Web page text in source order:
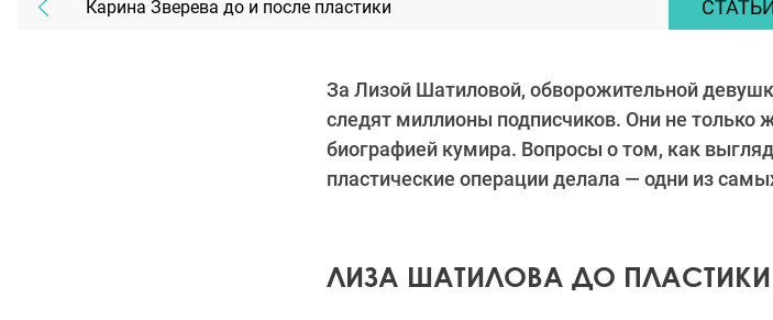
Карина Зверева до и после пластики
За Лизой Шатиловой, обворожительной
следят миллионы подписчиков. Они не только
биографией кумира. Вопросы о том, как
пластические операции делала — одни из
ЛИЗА ШАТИЛОВА ДО ПЛАСТИКИ